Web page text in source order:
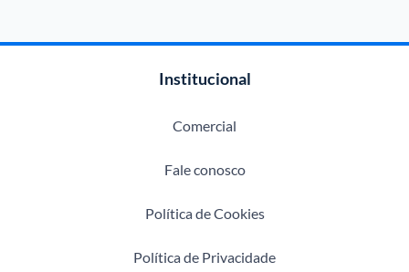
Institucional
Comercial
Fale conosco
Política de Cookies
Política de Privacidade